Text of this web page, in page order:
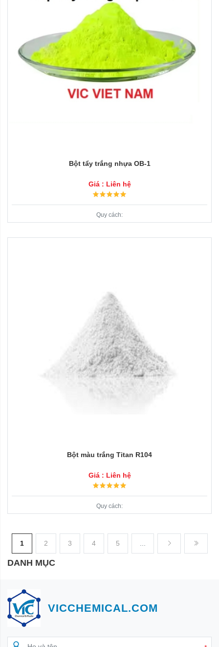
Bột tẩy trắng nhựa OB-1
Giá : Liên hệ
Quy cách:
Bột màu trắng Titan R104
Giá : Liên hệ
Quy cách:
1 2 3 4 5
DANH MỤC
VICCHEMICAL.COM